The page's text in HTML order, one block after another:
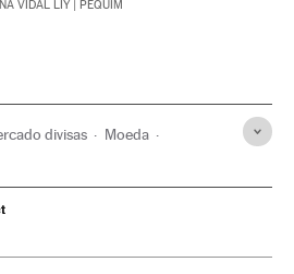
VIDAL LIY | PEQUIM
divisas Moeda